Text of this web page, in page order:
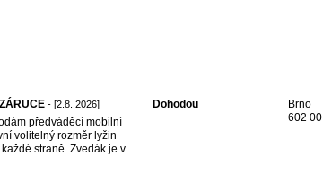
- [2.8. 2026]
předváděcí mobilní
volitelný rozměr lyžin
straně. Zvedák je v
Dohodou
Brno
602 00